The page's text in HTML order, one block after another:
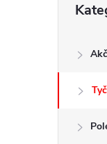
s
t
kategorie